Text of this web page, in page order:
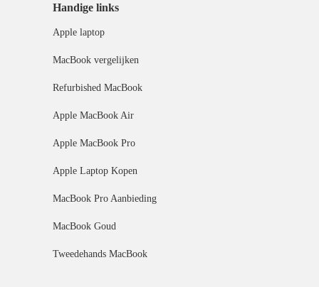
Handige links
Apple laptop
MacBook vergelijken
Refurbished MacBook
Apple MacBook Air
Apple MacBook Pro
Apple Laptop Kopen
MacBook Pro Aanbieding
MacBook Goud
Tweedehands MacBook